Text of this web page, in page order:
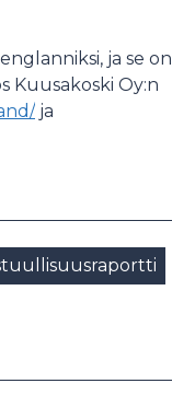
ja se on
Kuusakoski Oy:n
ja